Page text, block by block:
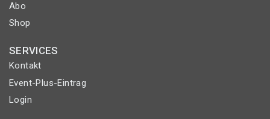
Abo
Shop
SERVICES
Kontakt
Event-Plus-Eintrag
Login